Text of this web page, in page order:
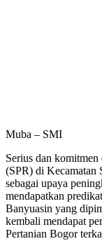
Muba – SMI
Serius dan
(SPR) di Kecamatan
sebagai upaya
mendapatkan
Banyuasin yang
kembali mendapat
Pertanian Bogor